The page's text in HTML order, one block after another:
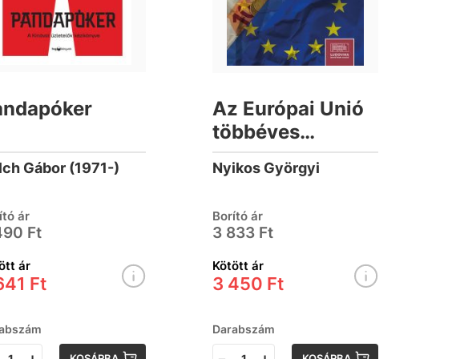
Gábor (1971-)
ár
Ft
ár
Ft
Az Európai Unió
többéves
pénzügyi kerete
és a közvetlen
(2021–2027)
Nyikos Györgyi
Borító ár
3 833 Ft
Kötött ár
3 450 Ft
Darabszám